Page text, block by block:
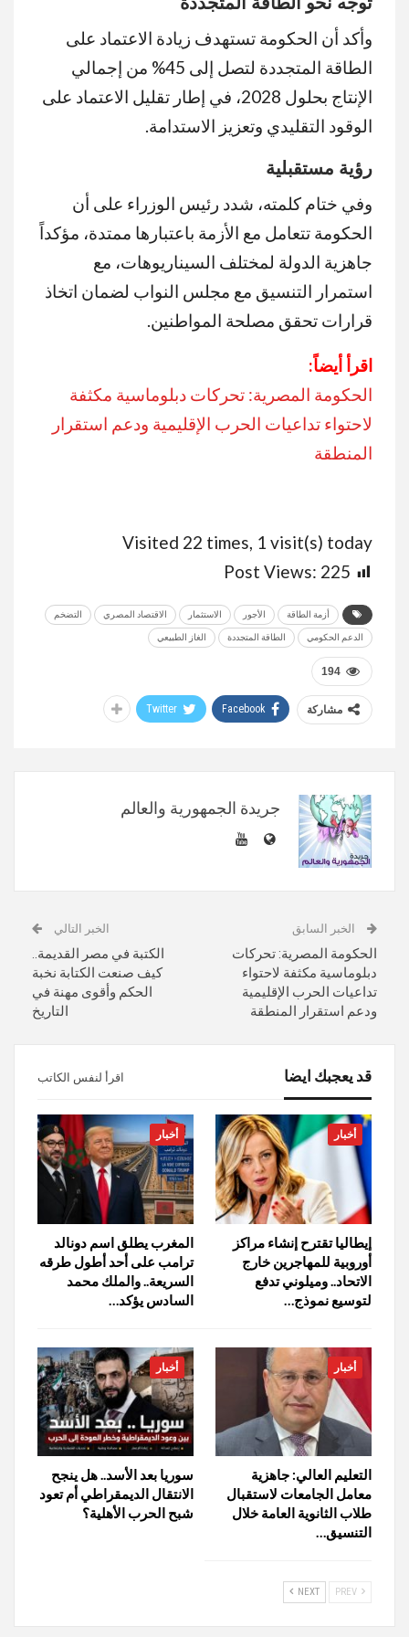
وأكد أن الحكومة تستهدف زيادة الاعتماد على
الطاقة المتجددة لتصل إلى 45% من إجمالي
الإنتاج بحلول 2028، في إطار تقليل الاعتماد على
الوقود التقليدي وتعزيز الاستدامة.
رؤية مستقبلية
وفي ختام كلمته، شدد رئيس الوزراء على أن
الحكومة تتعامل مع الأزمة باعتبارها ممتدة، مؤكداً
جاهزية الدولة لمختلف السيناريوهات، مع
استمرار التنسيق مع مجلس النواب لضمان اتخاذ
قرارات تحقق مصلحة المواطنين.
اقرأ أيضاً:
الحكومة المصرية: تحركات دبلوماسية مكثفة
لاحتواء تداعيات الحرب الإقليمية ودعم استقرار
المنطقة
Visited 22 times, 1 visit(s) today
Post Views: 225
أزمة الطاقة الأجور الاستثمار الاقتصاد المصري التضخم
الدعم الحكومي الطاقة المتجددة الغاز الطبيعي
194
مشاركة Facebook
Twitter
جريدة الجمهورية والعالم
الخبر السابق
الحكومة المصرية: تحركات
دبلوماسية مكثفة لاحتواء
تداعيات الحرب الإقليمية
ودعم استقرار المنطقة
الخبر التالي
الكتبة في مصر القديمة..
كيف صنعت الكتابة نخبة
الحكم وأقوى مهنة في
التاريخ
قد يعجبك ايضا اقرأ لنفس الكاتب
أخبار
إيطاليا تقترح إنشاء مراكز
أوروبية للمهاجرين خارج
الاتحاد.. وميلوني تدفع
لتوسيع نموذج…
أخبار
المغرب يطلق اسم دونالد
ترامب على أحد أطول طرقه
السريعة.. والملك محمد
السادس يؤكد…
أخبار
التعليم العالي: جاهزية
معامل الجامعات لاستقبال
طلاب الثانوية العامة خلال
التنسيق…
أخبار
سوريا بعد الأسد.. هل ينجح
الانتقال الديمقراطي أم تعود
شبح الحرب الأهلية؟
NEXT